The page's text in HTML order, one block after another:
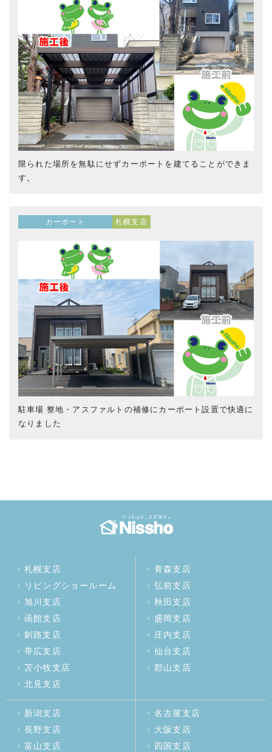
限られた場所を無駄にせずカーポートを建てることができま
す。
カーポート 札幌支店
駐車場 整地・アスファルトの補修にカーポート設置で快適に
なりました
札幌支店
リビングショールーム
旭川支店
函館支店
釧路支店
帯広支店
苫小牧支店
北見支店
青森支店
弘前支店
秋田支店
盛岡支店
庄内支店
仙台支店
郡山支店
新潟支店
長野支店
富山支店
名古屋支店
大阪支店
四国支店